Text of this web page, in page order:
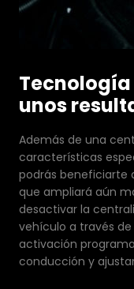
unos
Además de una
características
podrás beneficiarte
que ampliará aún
desactivar la
vehículo a través
activación
conducción y